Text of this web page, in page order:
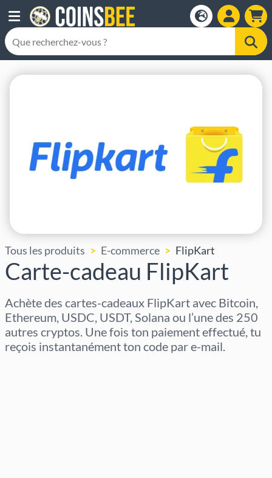
Tous les produits E-commerce FlipKart
Carte-cadeau FlipKart
Achète des cartes-cadeaux FlipKart avec Bitcoin,
Ethereum, USDC, USDT, Solana ou l’une des 250
autres cryptos. Une fois ton paiement effectué, tu
reçois instantanément ton code par e-mail.